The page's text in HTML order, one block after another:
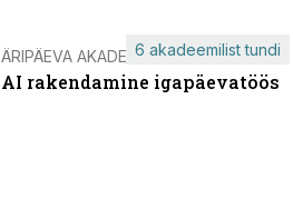
ÄRIPÄEVA AKADEEMIA
AI rakendamine igapäevatöös
6 akadeemilist tundi